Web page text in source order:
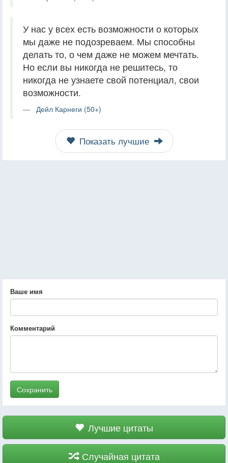
У нас у всех есть возможности о которых
мы даже не подозреваем. Мы способны
делать то, о чем даже не можем мечтать.
Но если вы никогда не решитесь, то
никогда не узнаете свой потенциал, свои
возможности.
Дейл Карнеги (50+)
Показать лучшие
Ваше имя
Комментарий
Сохранить
Лучшие цитаты
Случайная цитата